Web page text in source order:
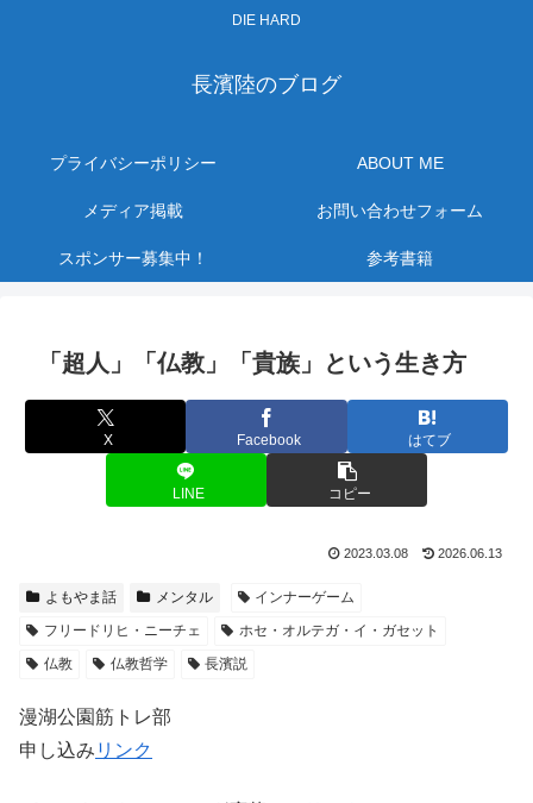
DIE HARD
長濱陸のブログ
プライバシーポリシー ABOUT ME
メディア掲載 お問い合わせフォーム
スポンサー募集中！ 参考書籍
「超人」「仏教」「貴族」という生き方
X Facebook はてブ
LINE コピー
2023.03.08 2026.06.13
よもやま話 メンタル
インナーゲーム
フリードリヒ・ニーチェ
ホセ・オルテガ・イ・ガセット
仏教
仏教哲学 長濱説
漫湖公園筋トレ部
申し込み リンク